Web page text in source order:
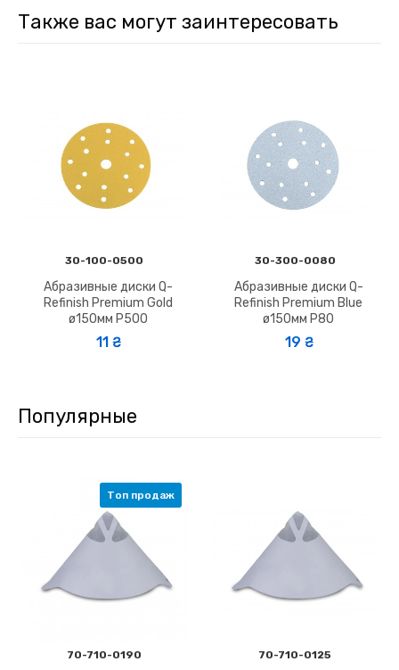
Также вас могут заинтересовать
30-100-0500
Абразивные диски Q-
Refinish Premium Gold
ø150мм P500
11 ₴
30-300-0080
Абразивные диски Q-
Refinish Premium Blue
ø150мм P80
19 ₴
Популярные
Топ продаж
70-710-0190 70-710-0125